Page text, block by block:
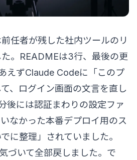
任者が残した社内ツールのリ
。READMEは3行、最後の更
えずClaude Codeに「このプ
、ログイン画面の文言を直し
後には認証まわりの設定ファ
なかった本番デプロイ用のス
に整理」されていました。
づいて全部戻しました。で